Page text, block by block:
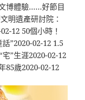
博體驗……好節目
明遺產研討院：
12 50個小時！
話”2020-02-12 1.5
”生涯2020-02-12
85歲2020-02-12